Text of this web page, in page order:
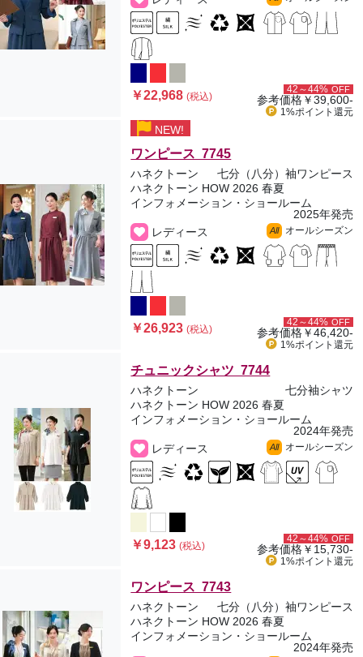
￥22,968(税込)
42～44% OFF
参考価格￥39,600-
1%ポイント 還元
NEW!
ワンピース 7745
ハネクトーン
七分（八分）袖ワンピース
ハネクトーン HOW 2026 春夏
インフォメーション・ショールーム
2025年発売
レディース
All オールシーズン
￥26,923(税込)
42～44% OFF
参考価格￥46,420-
1%ポイント 還元
チュニックシャツ 7744
ハネクトーン
七分袖シャツ
ハネクトーン HOW 2026 春夏
インフォメーション・ショールーム
2024年発売
レディース
All オールシーズン
￥9,123(税込)
42～44% OFF
参考価格￥15,730-
1%ポイント 還元
ワンピース 7743
ハネクトーン
七分（八分）袖ワンピース
ハネクトーン HOW 2026 春夏
インフォメーション・ショールーム
2024年発売